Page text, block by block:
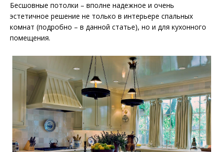
Бесшовные потолки – вполне надежное и очень
эстетичное решение не только в интерьере спальных
комнат (подробно – в данной статье), но и для кухонного
помещения.